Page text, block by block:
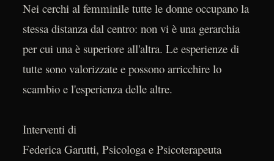
Nei cerchi al femminile tutte le donne occupano la
stessa distanza dal centro: non vi è una gerarchia
per cui una è superiore all'altra. Le esperienze di
tutte sono valorizzate e possono arricchire lo
scambio e l'esperienza delle altre.
Interventi di
Federica Garutti, Psicologa e Psicoterapeuta